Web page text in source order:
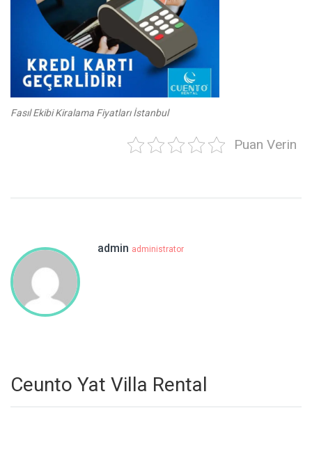
Fasıl Ekibi Kiralama Fiyatları İstanbul
Puan Verin
admin administrator
Ceunto Yat Villa Rental